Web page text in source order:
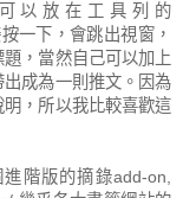
可以放在工具列的
一下，會跳出視窗，
，當然自己可以加上
成為一則推文。因為
，所以我比較喜歡這
階版的摘錄add-on,